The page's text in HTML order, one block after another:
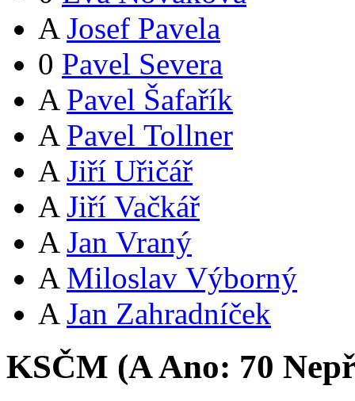
A Josef Pavela
0 Pavel Severa
A Pavel Šafařík
A Pavel Tollner
A Jiří Uřičář
A Jiří Vačkář
A Jan Vraný
A Miloslav Výborný
A Jan Zahradníček
KSČM (AAno: 70